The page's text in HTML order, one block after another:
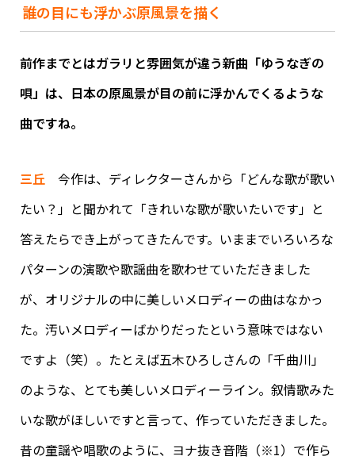
誰の目にも浮かぶ原風景を描く
前作までとはガラリと雰囲気が違う新曲「ゆうなぎの
唄」は、日本の原風景が目の前に浮かんでくるような
曲ですね。
三丘 今作は、ディレクターさんから「どんな歌が歌い
たい？」と聞かれて「きれいな歌が歌いたいです」と
答えたらでき上がってきたんです。いままでいろいろな
パターンの演歌や歌謡曲を歌わせていただきました
が、オリジナルの中に美しいメロディーの曲はなかっ
た。汚いメロディーばかりだったという意味ではない
ですよ（笑）。たとえば五木ひろしさんの「千曲川」
のような、とても美しいメロディーライン。叙情歌みた
いな歌がほしいですと言って、作っていただきました。
昔の童謡や唱歌のように、ヨナ抜き音階（※1）で作ら